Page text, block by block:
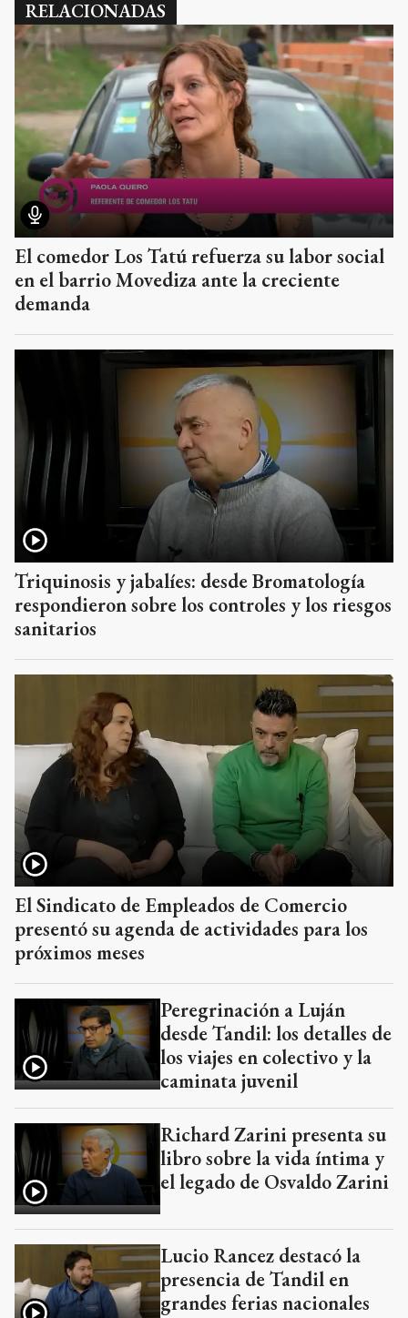
RELACIONADAS
El comedor Los Tatú refuerza su labor social
en el barrio Movediza ante la creciente
demanda
Triquinosis y jabalíes: desde Bromatología
respondieron sobre los controles y los riesgos
sanitarios
El Sindicato de Empleados de Comercio
presentó su agenda de actividades para los
próximos meses
Peregrinación a Luján
desde Tandil: los detalles de
los viajes en colectivo y la
caminata juvenil
Richard Zarini presenta su
libro sobre la vida íntima y
el legado de Osvaldo Zarini
Lucio Rancez destacó la
presencia de Tandil en
grandes ferias nacionales